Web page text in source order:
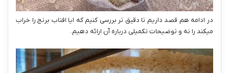
در ادامه هم قصد داریم تا دقیق تر بررسی کنیم که ایا افتاب برنج را خراب
میکند را نه و توضیحات تکمیلی درباره آن ارائه دهیم.